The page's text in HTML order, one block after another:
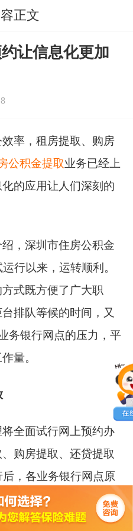
正文
让信息化更加
率，租房提取、购房
公积金提取业务已经上
的应用让人们深刻的
，深圳市住房公积金
行以来，运转顺利。
式既方便了广大职
排队等候的时间，又
务银行网点的压力，平
量。
全面试行网上预约办
购房提取、还贷提取
，各业务银行网点原
提取业务。